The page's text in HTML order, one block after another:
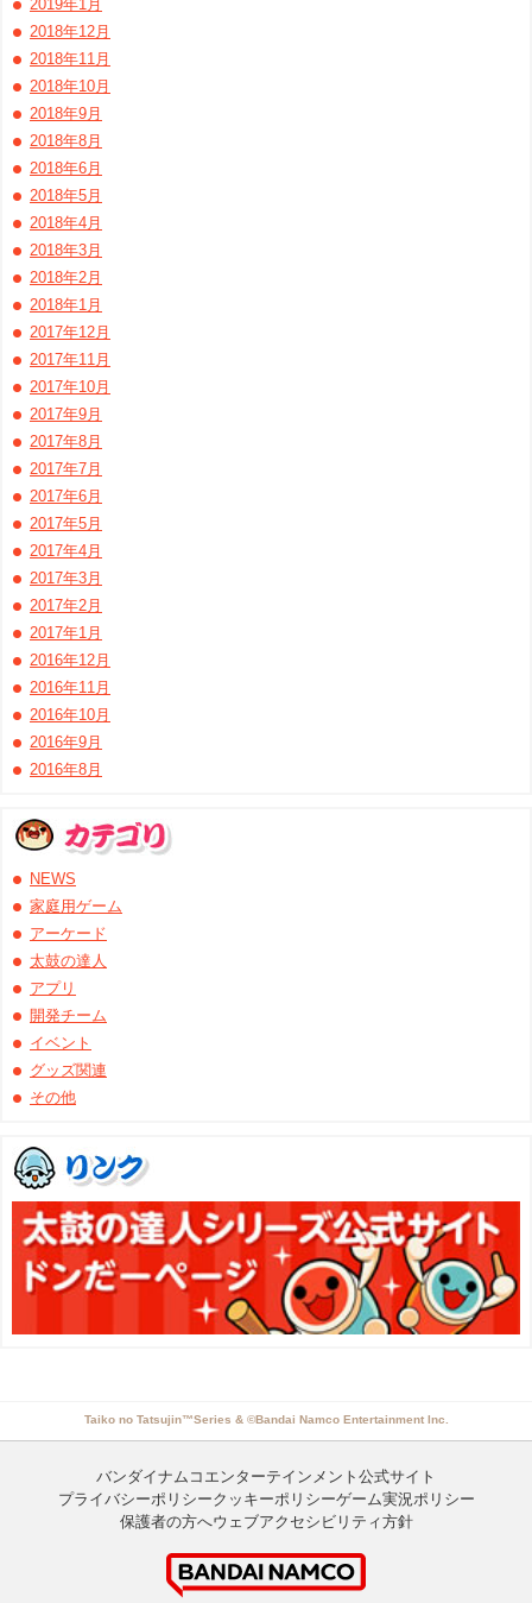
2019年1月
2018年12月
2018年11月
2018年10月
2018年9月
2018年8月
2018年6月
2018年5月
2018年4月
2018年3月
2018年2月
2018年1月
2017年12月
2017年11月
2017年10月
2017年9月
2017年8月
2017年7月
2017年6月
2017年5月
2017年4月
2017年3月
2017年2月
2017年1月
2016年12月
2016年11月
2016年10月
2016年9月
2016年8月
NEWS
家庭用ゲーム
アーケード
太鼓の達人
アプリ
開発チーム
イベント
グッズ関連
その他
Taiko no Tatsujin™Series & ©Bandai Namco Entertainment Inc.
バンダイナムコエンターテインメント公式サイト
プライバシーポリシークッキーポリシーゲーム実況ポリシー
保護者の方へウェブアクセシビリティ方針